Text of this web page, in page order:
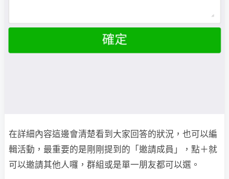
在詳細內容這邊會清楚看到大家回答的狀況，也可以編
輯活動，最重要的是剛剛提到的「邀請成員」，點＋就
可以邀請其他人囉，群組或是單一朋友都可以選。